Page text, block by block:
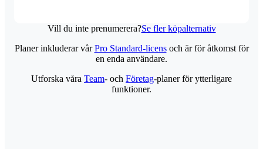
Vill du inte prenumerera?Se fler köpalternativ
Planer inkluderar vårPro Standard-licensoch är för åtkomst för
en enda användare.
Utforska våra Team- och Företag-planer för ytterligare
funktioner.